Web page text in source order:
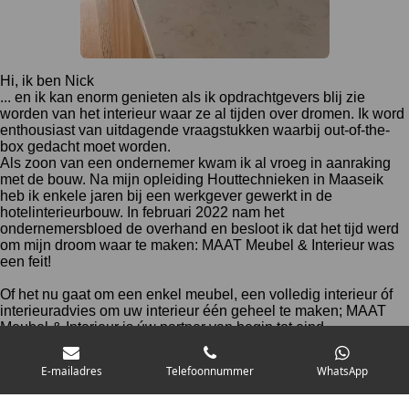
Hi, ik ben Nick
... en ik kan enorm genieten als ik opdrachtgevers blij zie
worden van het interieur waar ze al tijden over dromen. Ik word
enthousiast van uitdagende vraagstukken waarbij out-of-the-
box gedacht moet worden.
Als zoon van een ondernemer kwam ik al vroeg in aanraking
met de bouw. Na mijn opleiding Houttechnieken in Maaseik
heb ik enkele jaren bij een werkgever gewerkt in de
hotelinterieurbouw. In februari 2022 nam het
ondernemersbloed de overhand en besloot ik dat het tijd werd
om mijn droom waar te maken: MAAT Meubel & Interieur was
een feit!
Of het nu gaat om een enkel meubel, een volledig interieur óf
interieuradvies om uw interieur één geheel te maken; MAAT
Meubel & Interieur is úw partner van begin tot eind.
MAAT Meubel & Interieur is partner van Tacito, leverancier van
unieke akoestische oplossingen voor zakelijk en particulier.
E-mailadres Telefoonnummer WhatsApp